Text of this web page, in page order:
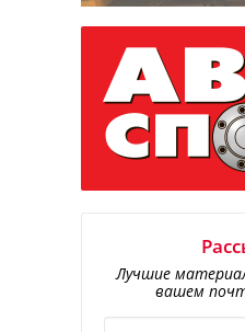
Лучшие
вашем